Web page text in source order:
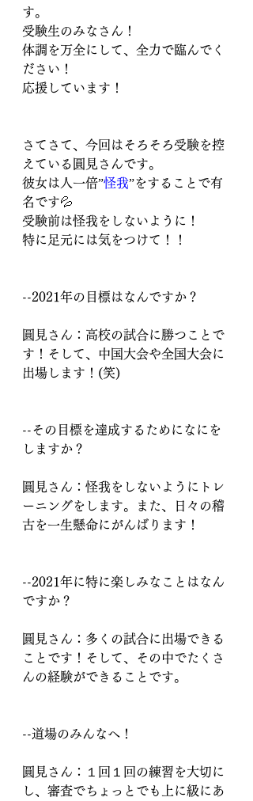
す。
受験生のみなさん！
体調を万全にして、全力で臨んでく
ださい！
応援しています！
さてさて、今回はそろそろ受験を控
えている圓見さんです。
彼女は人一倍”怪我”をすることで有
名です💦
受験前は怪我をしないように！
特に足元には気をつけて！！
--2021年の目標はなんですか？
圓見さん：高校の試合に勝つことで
す！そして、中国大会や全国大会に
出場します！(笑)
--その目標を達成するためになにを
しますか？
圓見さん：怪我をしないようにトレ
ーニングをします。また、日々の稽
古を一生懸命にがんばります！
--2021年に特に楽しみなことはなん
ですか？
圓見さん：多くの試合に出場できる
ことです！そして、その中でたくさ
んの経験ができることです。
--道場のみんなへ！
圓見さん：１回１回の練習を大切に
し、審査でちょっとでも上に級にあ